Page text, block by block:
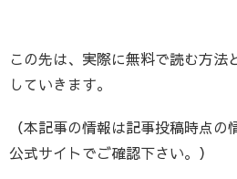
この先は、実際に無料で読む方法
していきます。
（本記事の情報は記事投稿時点
公式サイトでご確認下さい。）